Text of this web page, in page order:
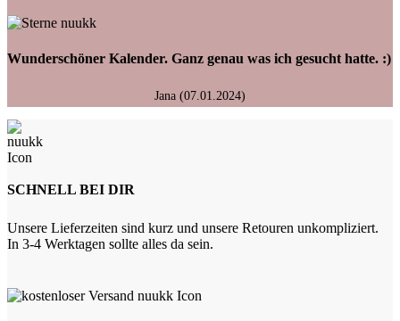
Wunderschöner Kalender. Ganz genau was ich gesucht hatte. :)
Jana (07.01.2024)
SCHNELL BEI DIR
Unsere Lieferzeiten sind kurz und unsere Retouren unkompliziert.
In 3-4 Werktagen sollte alles da sein.